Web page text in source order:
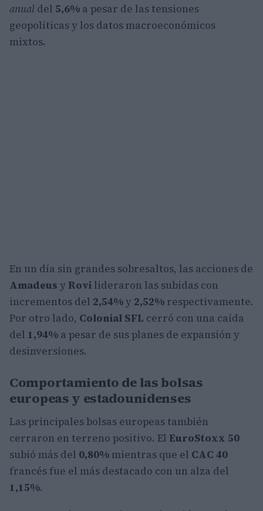
anual del 5,6% a pesar de las tensiones
geopolíticas y los datos macroeconómicos
mixtos.
En un día sin grandes sobresaltos, las acciones de
Amadeus y Rovi lideraron las subidas con
incrementos del 2,54%y 2,52% respectivamente.
Por otro lado, Colonial SFL cerró con una caída
del 1,94% a pesar de sus planes de expansión y
desinversiones.
Comportamiento de las bolsas
europeas y estadounidenses
Las principales bolsas europeas también
cerraron en terreno positivo. El EuroStoxx 50
subió más del 0,80% mientras que el CAC 40
francés fue el más destacado con un alza del
1,15%.